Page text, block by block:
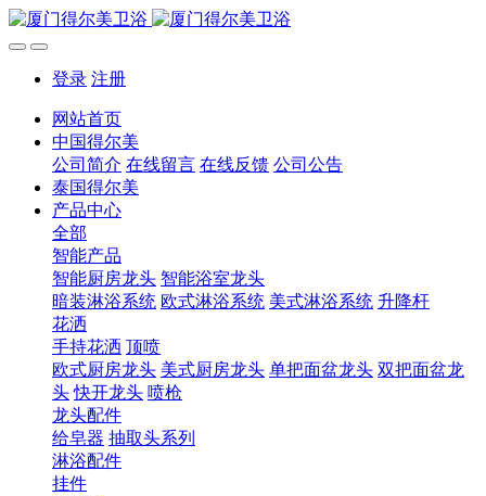
登录 注册
网站首页
中国得尔美
公司简介 在线留言 在线反馈 公司公告
泰国得尔美
产品中心
全部
智能产品
智能厨房龙头 智能浴室龙头
暗装淋浴系统 欧式淋浴系统 美式淋浴系统 升降杆
花洒
手持花洒 顶喷
欧式厨房龙头 美式厨房龙头 单把面盆龙头 双把面盆龙
头 快开龙头 喷枪
龙头配件
给皂器 抽取头系列
淋浴配件
挂件